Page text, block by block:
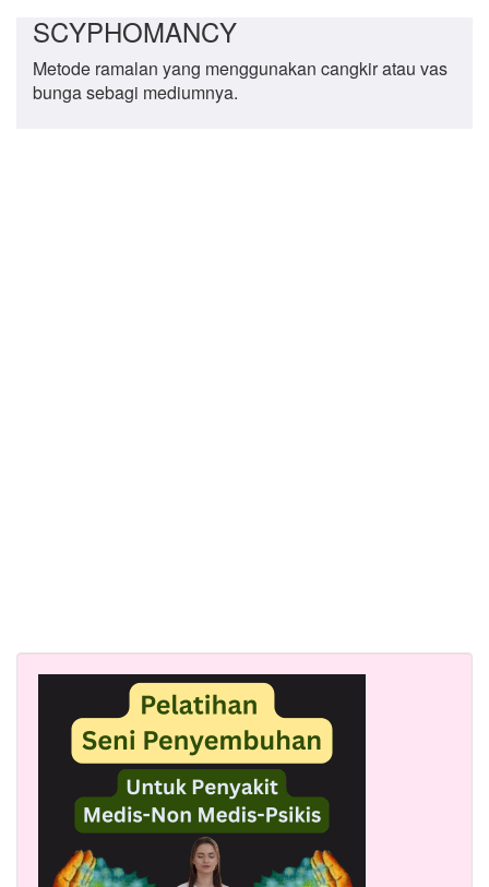
SCYPHOMANCY
Metode ramalan yang menggunakan cangkir atau vas
bunga sebagi mediumnya.